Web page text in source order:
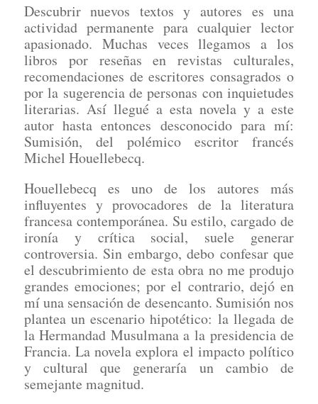
Descubrir nuevos textos y autores es una
actividad permanente para cualquier lector
apasionado. Muchas veces llegamos a los
libros por reseñas en revistas culturales,
recomendaciones de escritores consagrados o
por la sugerencia de personas con inquietudes
literarias. Así llegué a esta novela y a este
autor hasta entonces desconocido para mí:
Sumisión, del polémico escritor francés
Michel Houellebecq.
Houellebecq es uno de los autores más
influyentes y provocadores de la literatura
francesa contemporánea. Su estilo, cargado de
ironía y crítica social, suele generar
controversia. Sin embargo, debo confesar que
el descubrimiento de esta obra no me produjo
grandes emociones; por el contrario, dejó en
mí una sensación de desencanto. Sumisión nos
plantea un escenario hipotético: la llegada de
la Hermandad Musulmana a la presidencia de
Francia. La novela explora el impacto político
y cultural que generaría un cambio de
semejante magnitud.